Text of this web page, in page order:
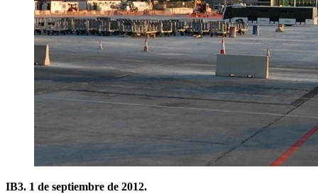
IB3. 1 de septiembre de 2012.